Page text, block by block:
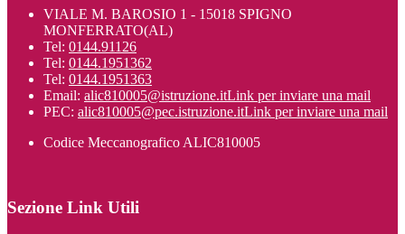
VIALE M. BAROSIO 1 - 15018 SPIGNO
MONFERRATO(AL)
Tel: 0144.91126
Tel: 0144.1951362
Tel: 0144.1951363
Email: alic810005@istruzione.itLink per inviare una mail
PEC: alic810005@pec.istruzione.itLink per inviare una mail
Codice Meccanografico ALIC810005
Sezione Link Utili